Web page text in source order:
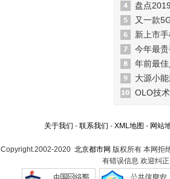
盘点
又一款
新上市
今年最
年前最
大源小
OLO技
关于我们 - 联系我们 - XML地图 - 网站
Copyright.2002-2020 北京都市网 版权所有 本网拒
有错误信息 欢迎纠正